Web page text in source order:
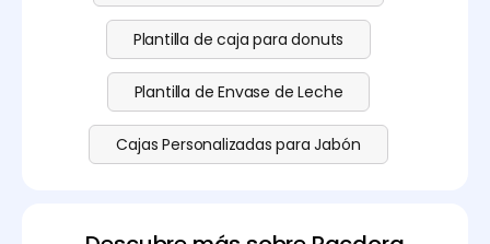
Plantilla de caja para donuts
Plantilla de Envase de Leche
Cajas Personalizadas para Jabón